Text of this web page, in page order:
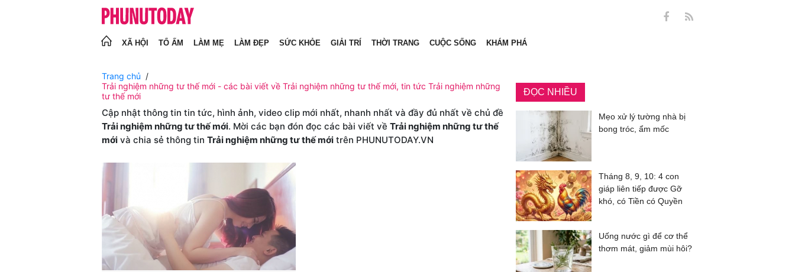
XÃ HỘI TỔ ẤM LÀM MẸ LÀM ĐẸP SỨC KHỎE GIẢI TRÍ THỜI TRANG CUỘC SỐNG KHÁM PHÁ
Trang chủ
Trải nghiệm những tư thế mới - các bài viết về Trải nghiệm những tư thế mới, tin tức Trải nghiệm những
tư thế mới
Cập nhật thông tin tin tức, hình ảnh, video clip mới nhất, nhanh nhất và đầy đủ nhất về chủ đề
Trải nghiệm những tư thế mới. Mời các bạn đón đọc các bài viết về Trải nghiệm những tư thế
mới và chia sẻ thông tin Trải nghiệm những tư thế mới trên PHUNUTODAY.VN
ĐỌC NHIỀU
Mẹo xử lý tường nhà bị
bong tróc, ẩm mốc
Tháng 8, 9, 10: 4 con
giáp liên tiếp được Gỡ
khó, có Tiền có Quyền
Uống nước gì để cơ thể
thơm mát, giảm mùi hôi?